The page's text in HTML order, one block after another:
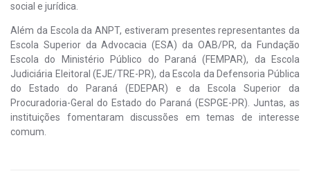
social e jurídica.
Além da Escola da ANPT, estiveram presentes representantes da
Escola Superior da Advocacia (ESA) da OAB/PR, da Fundação
Escola do Ministério Público do Paraná (FEMPAR), da Escola
Judiciária Eleitoral (EJE/TRE-PR), da Escola da Defensoria Pública
do Estado do Paraná (EDEPAR) e da Escola Superior da
Procuradoria-Geral do Estado do Paraná (ESPGE-PR). Juntas, as
instituições fomentaram discussões em temas de interesse
comum.